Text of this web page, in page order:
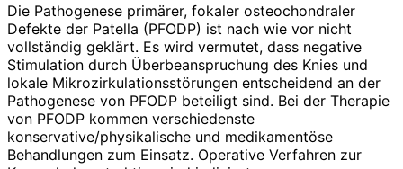
Die Pathogenese primärer, fokaler osteo­chondraler
Defekte der Patella (PFODP) ist nach wie vor nicht
vollständig geklärt. Es wird vermutet, dass negative
Stimulation durch Überbeanspruchung des Knies und
lokale Mikrozirkula­tionsstörungen entscheidend an der
Pathogenese von PFODP beteiligt sind. Bei der Therapie
von PFODP kommen verschiedenste
konservative/physikalische und medikamentöse
Behandlungen zum Einsatz. Operative Verfahren zur